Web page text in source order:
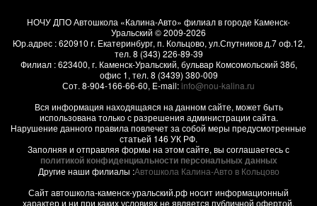
НОЧУ ДПО Автошкола «Калина-Авто» филиал в городе Каменск-
Уральский © 2009-2026
Юр.адрес :620910 г. Екатеринбург, п. Кольцово, ул.Спутников д.7 оф.12,
тел. 8 (343) 226-89-39
Филиал :623400, г. Каменск-Уральский, бульвар Комсомольский 38б,
офис 1, тел. 8 (3439) 380-009
Сот. 8-904-166-66-60, E-mail:info@nou-kalina.ru
Вся информация находящаяся на данном сайте, может быть
использована только с разрешения администрации сайта.
Нарушение данного правила повлечет за собой меры предусмотренные
статьей 146 УК РФ.
Заполняя и отправляя формы на этом сайте, вы соглашаетесь с
политикой конфиденциальности персональных данных
Другие наши филиалы :Автошкола Калина-Авто в Кольцово
Сайт автошкола-каменск-уральский.рф носит информационный
характер и ни при каких условиях не является публичной офертой,